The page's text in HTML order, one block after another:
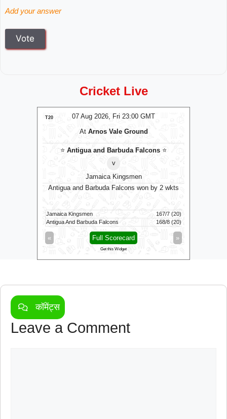
Add your answer
Cricket Live
07 Aug 2026, Fri 23:00 GMT
T20
At Arnos Vale Ground
⭐ Antigua and Barbuda Falcons ⭐
v
Jamaica Kingsmen
Antigua and Barbuda Falcons won by 2 wkts
Jamaica Kingsmen
167/7 (20)
Antigua And Barbuda Falcons
168/8 (20)
« »
Full Scorecard
Get this Widget
कॉमेंट्स
Leave a Comment